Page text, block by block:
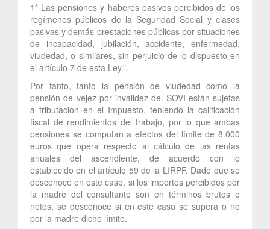
1ª Las pensiones y haberes pasivos percibidos de los
regímenes públicos de la Seguridad Social y clases
pasivas y demás prestaciones públicas por situaciones
de incapacidad, jubilación, accidente, enfermedad,
viudedad, o similares, sin perjuicio de lo dispuesto en
el artículo 7 de esta Ley.”.
Por tanto, tanto la pensión de viudedad como la
pensión de vejez por invalidez del SOVI están sujetas
a tributación en el Impuesto, teniendo la calificación
fiscal de rendimientos del trabajo, por lo que ambas
pensiones se computan a efectos del límite de 8.000
euros que opera respecto al cálculo de las rentas
anuales del ascendiente, de acuerdo con lo
establecido en el artículo 59 de la LIRPF. Dado que se
desconoce en este caso, si los importes percibidos por
la madre del consultante son en términos brutos o
netos, se desconoce si en este caso se supera o no
por la madre dicho límite.